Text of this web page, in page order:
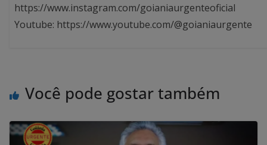
https://www.instagram.com/goianiaurgenteoficial
Youtube: https://www.youtube.com/@goianiaurgente
Você pode gostar também